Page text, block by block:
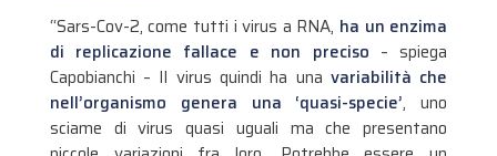
“Sars-Cov-2, come tutti i virus a RNA, ha un enzima
di replicazione fallace e non preciso – spiega
Capobianchi – Il virus quindi ha una variabilità che
nell’organismo genera una ‘quasi-specie’, uno
sciame di virus quasi uguali ma che presentano